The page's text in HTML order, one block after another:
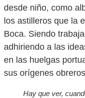
desde niño, como
los astilleros que la
Boca. Siendo
adhiriendo a las
en las huelgas
sus orígenes
Hay que ver,